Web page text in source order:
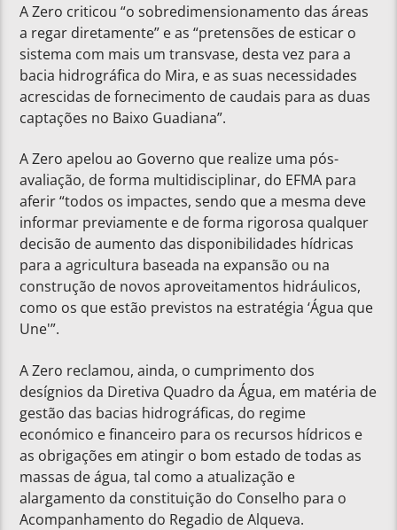
A Zero criticou “o sobredimensionamento das áreas
a regar diretamente” e as “pretensões de esticar o
sistema com mais um transvase, desta vez para a
bacia hidrográfica do Mira, e as suas necessidades
acrescidas de fornecimento de caudais para as duas
captações no Baixo Guadiana”.
A Zero apelou ao Governo que realize uma pós-
avaliação, de forma multidisciplinar, do EFMA para
aferir “todos os impactes, sendo que a mesma deve
informar previamente e de forma rigorosa qualquer
decisão de aumento das disponibilidades hídricas
para a agricultura baseada na expansão ou na
construção de novos aproveitamentos hidráulicos,
como os que estão previstos na estratégia ‘Água que
Une'”.
A Zero reclamou, ainda, o cumprimento dos
desígnios da Diretiva Quadro da Água, em matéria de
gestão das bacias hidrográficas, do regime
económico e financeiro para os recursos hídricos e
as obrigações em atingir o bom estado de todas as
massas de água, tal como a atualização e
alargamento da constituição do Conselho para o
Acompanhamento do Regadio de Alqueva.